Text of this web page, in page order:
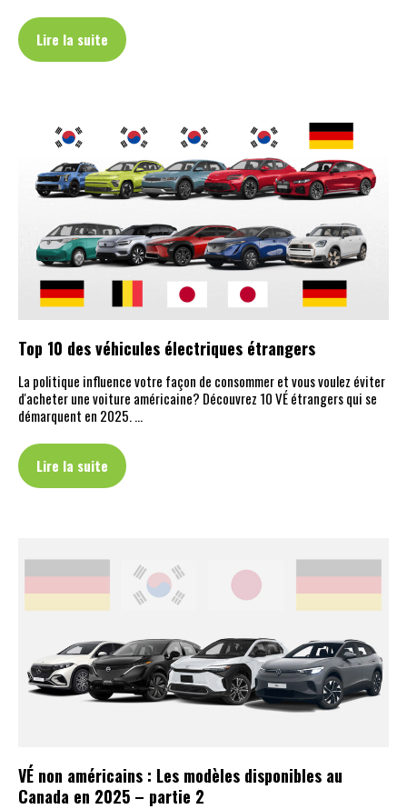
Lire la suite
Top 10 des véhicules électriques étrangers
La politique influence votre façon de consommer et vous voulez éviter
d'acheter une voiture américaine? Découvrez 10 VÉ étrangers qui se
démarquent en 2025. …
Lire la suite
VÉ non américains : Les modèles disponibles au
Canada en 2025 – partie 2